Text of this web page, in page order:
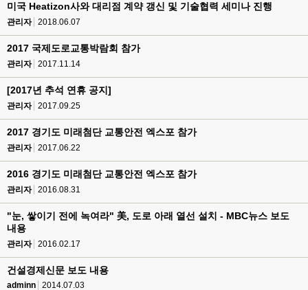
미국 Heatizon사와 대리점 계약 갱신 및 기술협력 세미나 진행
관리자 2018.06.07
2017 국제도로교통박람회 참가
관리자 2017.11.14
[2017년 추석 연휴 공지]
관리자 2017.09.25
2017 경기도 미래첨단 교통안전 엑스포 참가
관리자 2017.06.22
2016 경기도 미래첨단 교통안전 엑스포 참가
관리자 2016.08.31
"눈, 쌓이기 전에 녹여라" 美, 도로 아래 열선 설치 - MBC뉴스 보도
내용
관리자 2016.02.17
건설경제신문 보도 내용
adminn 2014.07.03